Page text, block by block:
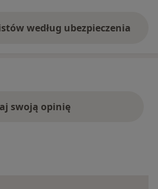
według ubezpieczenia
swoją opinię